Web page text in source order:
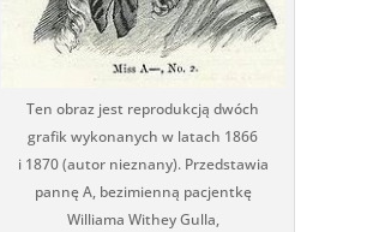
Ten obraz jest reprodukcją dwóch
grafik wykonanych w latach 1866
i 1870 (autor nieznany). Przedstawia
pannę A, bezimienną pacjentkę
Williama Withey Gulla,